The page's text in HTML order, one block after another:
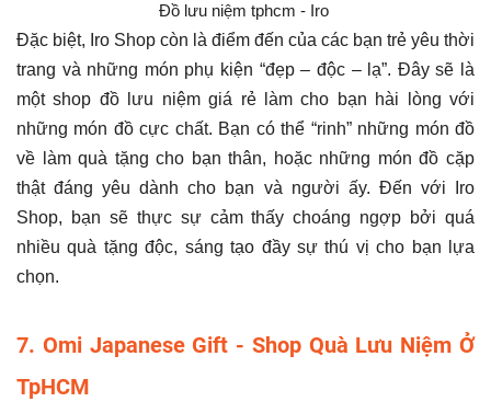
Đồ lưu niệm tphcm - Iro
Đặc biệt, Iro Shop còn là điểm đến của các bạn trẻ yêu thời
trang và những món phụ kiện “đẹp – độc – lạ”. Đây sẽ là
một shop đồ lưu niệm giá rẻ làm cho bạn hài lòng với
những món đồ cực chất. Bạn có thể “rinh” những món đồ
về làm quà tặng cho bạn thân, hoặc những món đồ cặp
thật đáng yêu dành cho bạn và người ấy. Đến với Iro
Shop, bạn sẽ thực sự cảm thấy choáng ngợp bởi quá
nhiều quà tặng độc, sáng tạo đầy sự thú vị cho bạn lựa
chọn.
7. Omi Japanese Gift - Shop Quà Lưu Niệm Ở
TpHCM